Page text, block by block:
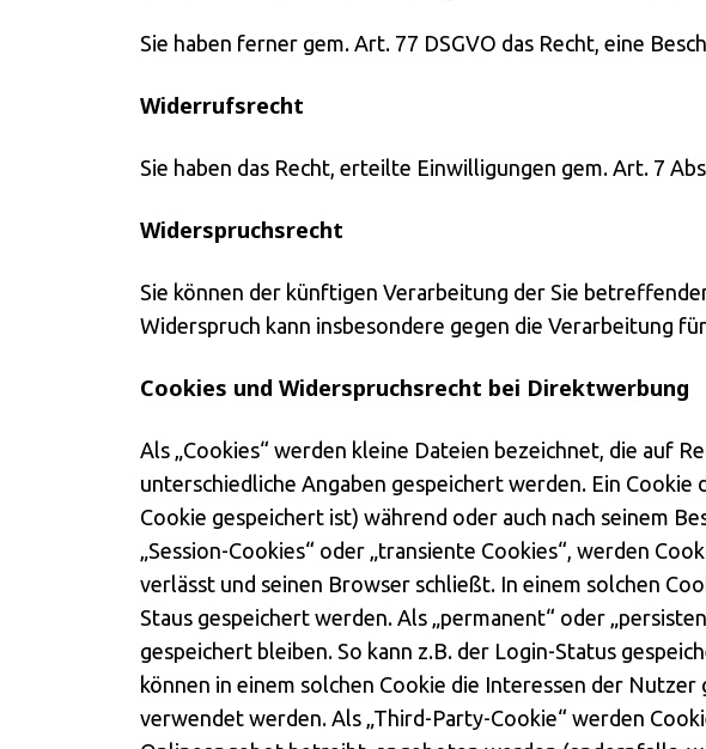
Sie haben ferner gem. Art. 77 DSGVO das Recht, eine
Widerrufsrecht
Sie haben das Recht, erteilte Einwilligungen gem. Art. 7
Widerspruchsrecht
Sie können der künftigen Verarbeitung der Sie
Widerspruch kann insbesondere gegen die Verarbeitung
Cookies und Widerspruchsrecht bei Direktwerbung
Als „Cookies“ werden kleine Dateien bezeichnet, die auf
unterschiedliche Angaben gespeichert werden. Ein
Cookie gespeichert ist) während oder auch nach seinem
„Session-Cookies“ oder „transiente Cookies“, werden
verlässt und seinen Browser schließt. In einem solchen
Staus gespeichert werden. Als „permanent“ oder
gespeichert bleiben. So kann z.B. der Login-Status
können in einem solchen Cookie die Interessen der
verwendet werden. Als „Third-Party-Cookie“ werden